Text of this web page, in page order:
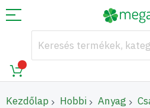
Kezdőlap Hobbi Anyag